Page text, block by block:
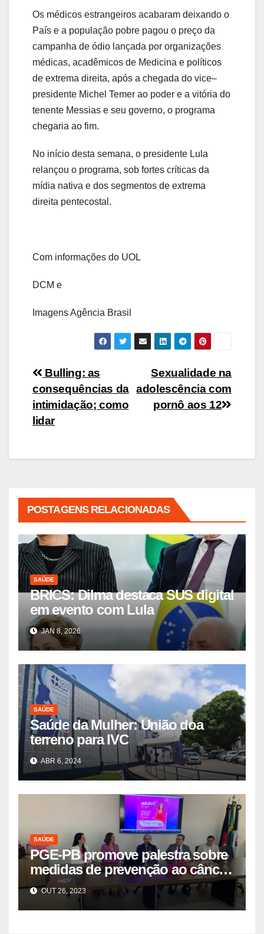
Os médicos estrangeiros acabaram deixando o
País e a população pobre pagou o preço da
campanha de ódio lançada por organizações
médicas, acadêmicos de Medicina e políticos
de extrema direita, após a chegada do vice–
presidente Michel Temer ao poder e a vitória do
tenente Messias e seu governo, o programa
chegaria ao fim.
No início desta semana, o presidente Lula
relançou o programa, sob fortes críticas da
mídia nativa e dos segmentos de extrema
direita pentecostal.
Com informações do UOL
DCM e
Imagens Agência Brasil
Navegação
de
Post
Sexualidade na
adolescência com
pornô aos 12
Bulling: as
consequências da
intimidação; como
lidar
POSTAGENS RELACIONADAS
SAÚDE
BRICS: Dilma destaca SUS digital
em evento com Lula
JAN 8, 2026
SAÚDE
Saúde da Mulher: União doa
terreno para IVC
ABR 6, 2024
SAÚDE
PGE-PB promove palestra sobre
medidas de prevenção ao câncer
de mama
OUT 26, 2023